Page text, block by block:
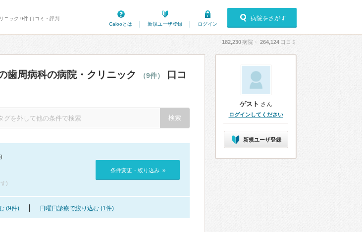
ニック 9件 口コミ・評判
Calooとは
新規ユーザ登録 ログイン
病院をさがす
182,230病院・ 264,124 口コミ
歯周病科の病院・クリニック （9件）
口コ
)
条件変更・絞り込み »
(9件) 日曜日診療で絞り込む (1件)
ゲスト さん
ログインしてください
新規ユーザ登録